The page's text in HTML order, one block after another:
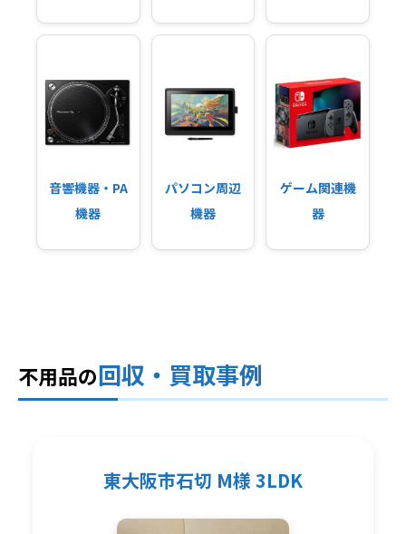
音響機器・PA
機器
パソコン周辺
機器
ゲーム関連機
器
不用品の回収・買取事例
東大阪市石切 M様 3LDK